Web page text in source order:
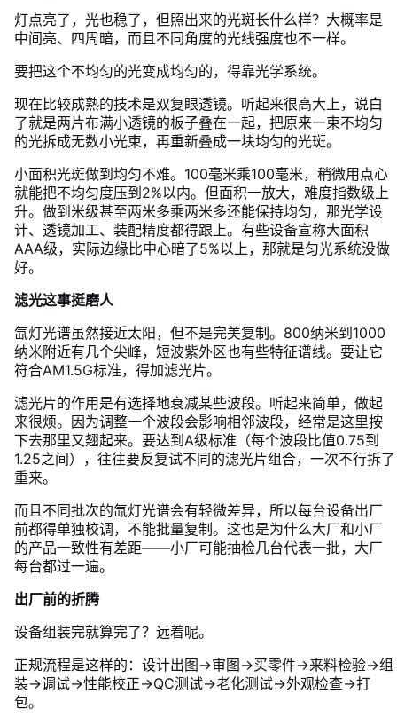
灯点亮了，光也稳了，但照出来的光斑长什么样？大概率是
中间亮、四周暗，而且不同角度的光线强度也不一样。
要把这个不均匀的光变成均匀的，得靠光学系统。
现在比较成熟的技术是双复眼透镜。听起来很高大上，说白
了就是两片布满小透镜的板子叠在一起，把原来一束不均匀
的光拆成无数小光束，再重新叠成一块均匀的光斑。
小面积光斑做到均匀不难。100毫米乘100毫米，稍微用点心
就能把不均匀度压到2%以内。但面积一放大，难度指数级上
升。做到米级甚至两米多乘两米多还能保持均匀，那光学设
计、透镜加工、装配精度都得跟上。有些设备宣称大面积
AAA级，实际边缘比中心暗了5%以上，那就是匀光系统没做
好。
滤光这事挺磨人
氙灯光谱虽然接近太阳，但不是完美复制。800纳米到1000
纳米附近有几个尖峰，短波紫外区也有些特征谱线。要让它
符合AM1.5G标准，得加滤光片。
滤光片的作用是有选择地衰减某些波段。听起来简单，做起
来很烦。因为调整一个波段会影响相邻波段，经常是这里按
下去那里又翘起来。要达到A级标准（每个波段比值0.75到
1.25之间），往往要反复试不同的滤光片组合，一次不行拆了
重来。
而且不同批次的氙灯光谱会有轻微差异，所以每台设备出厂
前都得单独校调，不能批量复制。这也是为什么大厂和小厂
的产品一致性有差距——小厂可能抽检几台代表一批，大厂
每台都过一遍。
出厂前的折腾
设备组装完就算完了？远着呢。
正规流程是这样的：设计出图→审图→买零件→来料检验→组
装→调试→性能校正→QC测试→老化测试→外观检查→打
包。